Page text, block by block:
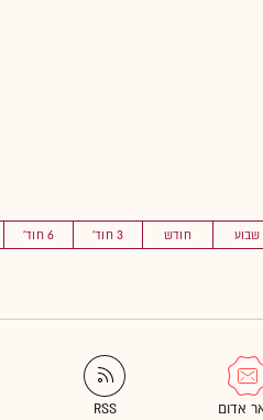
שבוע חודש 3 חוד' 6 חוד'